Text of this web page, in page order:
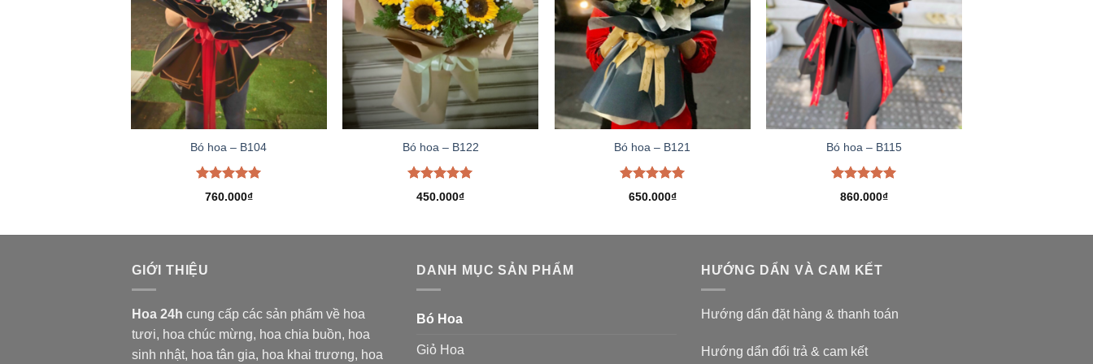
Bó hoa – B104
Được xếp
hạng5.00
760.000₫
Bó hoa – B122
Được xếp
hạng5.00
450.000₫
Bó hoa – B121
Được xếp
hạng5.00
650.000₫
Bó hoa – B115
Được xếp
hạng5.00
860.000₫
GIỚI THIỆU
Hoa 24h cung cấp các sản phẩm về hoa
tươi, hoa chúc mừng, hoa chia buồn, hoa
sinh nhật, hoa tân gia, hoa khai trương, hoa
DANH MỤC SẢN PHẨM
Bó Hoa
Giỏ Hoa
HƯỚNG DẨN VÀ CAM KẾT
Hướng dẩn đặt hàng & thanh toán
Hướng dẩn đổi trả & cam kết